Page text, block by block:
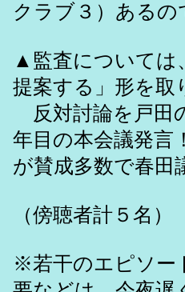
クラブ３）ある
▲監査については
提案する」形を取
反対討論を戸田
年目の本会議発
が賛成多数で春田
（傍聴者計５名）
※若干のエピソー